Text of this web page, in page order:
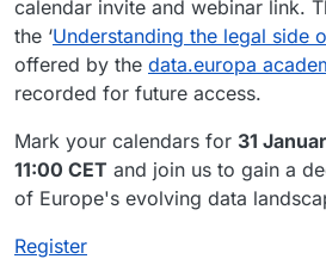
calendar invite and webinar link.
the ‘Understanding the legal side
offered by the data.europa
recorded for future access.
Mark your calendars for 31
11:00 CET and join us to gain a
of Europe's evolving data
Register